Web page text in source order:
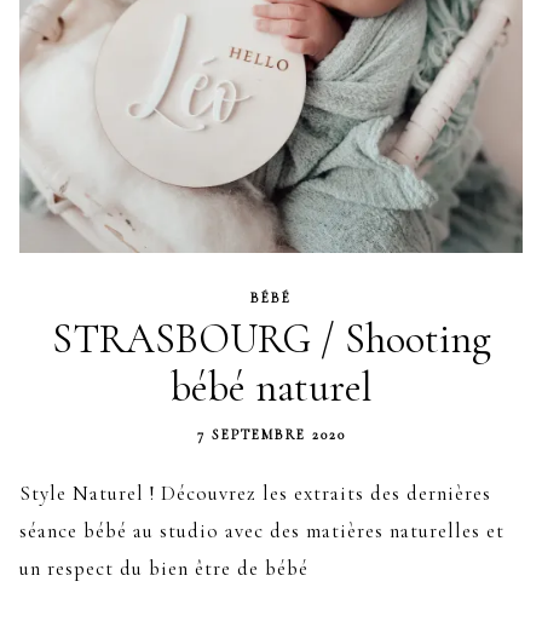
BÉBÉ
STRASBOURG / Shooting
bébé naturel
7 SEPTEMBRE 2020
Style Naturel ! Découvrez les extraits des dernières
séance bébé au studio avec des matières naturelles et
un respect du bien être de bébé